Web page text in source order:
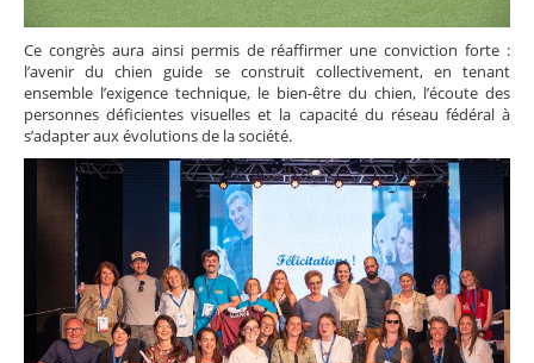
Ce congrès aura ainsi permis de réaffirmer une conviction forte :
l’avenir du chien guide se construit collectivement, en tenant
ensemble l’exigence technique, le bien-être du chien, l’écoute des
personnes déficientes visuelles et la capacité du réseau fédéral à
s’adapter aux évolutions de la société.